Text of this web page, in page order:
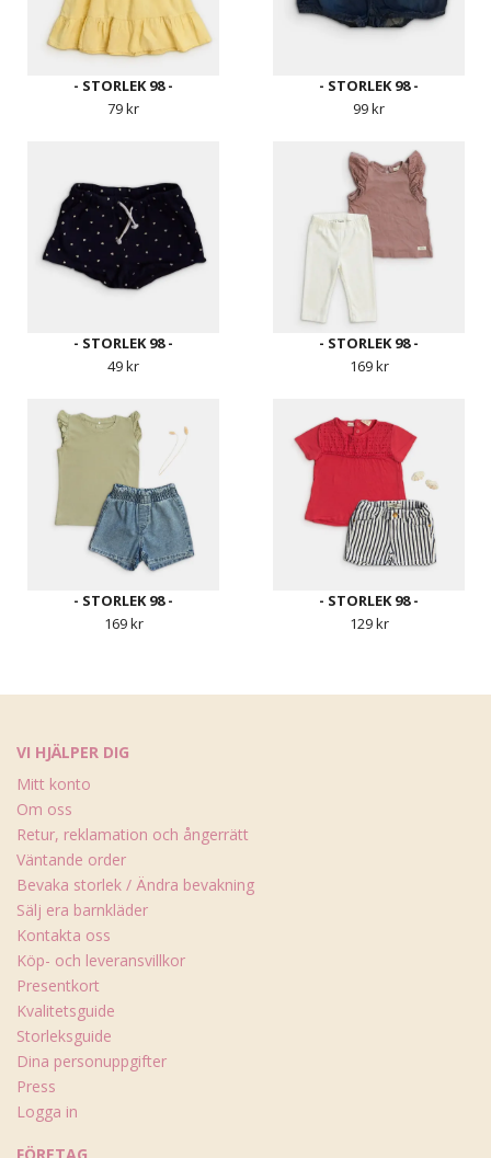
- STORLEK 98 -
79 kr
- STORLEK 98 -
99 kr
- STORLEK 98 -
49 kr
- STORLEK 98 -
169 kr
- STORLEK 98 -
169 kr
- STORLEK 98 -
129 kr
VI HJÄLPER DIG
Mitt konto
Om oss
Retur, reklamation och ångerrätt
Väntande order
Bevaka storlek / Ändra bevakning
Sälj era barnkläder
Kontakta oss
Köp- och leveransvillkor
Presentkort
Kvalitetsguide
Storleksguide
Dina personuppgifter
Press
Logga in